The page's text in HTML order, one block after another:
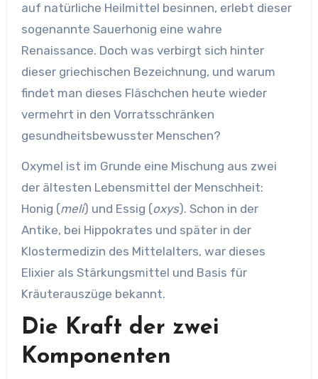
auf natürliche Heilmittel besinnen, erlebt dieser
sogenannte Sauerhonig eine wahre
Renaissance. Doch was verbirgt sich hinter
dieser griechischen Bezeichnung, und warum
findet man dieses Fläschchen heute wieder
vermehrt in den Vorratsschränken
gesundheitsbewusster Menschen?
Oxymel ist im Grunde eine Mischung aus zwei
der ältesten Lebensmittel der Menschheit:
Honig (meli) und Essig (oxys). Schon in der
Antike, bei Hippokrates und später in der
Klostermedizin des Mittelalters, war dieses
Elixier als Stärkungsmittel und Basis für
Kräuterauszüge bekannt.
Die Kraft der zwei
Komponenten